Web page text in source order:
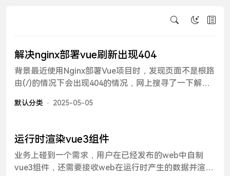
解决nginx部署vue刷新出现404
背景最近使用Nginx部署Vue项目时，发现页面不是根路
由(/)的情况下会出现404的情况，网上搜寻了一下解决
录一下解决方法。方案只需要在Nginx配置中添加以下
index index.html index.htm; } location @router {
rewrite ^.*$ /index.html last; }在1panel的配置server {
listen 80 ; listen 443 ssl http2 ; server_name ***;
index index.php index.html index.htm default.php
默认分类 2025-05-05
运行时渲染vue3组件
业务上碰到一个需求，用户在已经发布的web中自制
vue3组件，还需要接收web在运行时产生的数据并渲染